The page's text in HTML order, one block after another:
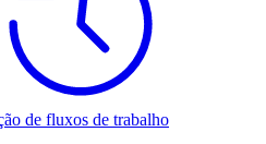
de fluxos de trabalho